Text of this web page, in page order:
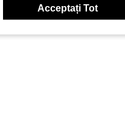
Acceptați Tot